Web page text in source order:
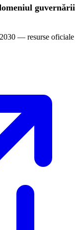
guvernării
— resurse oficiale